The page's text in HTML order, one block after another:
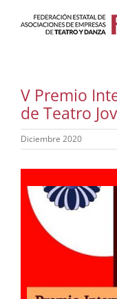
V Premio
de Teatro
Diciembre 2020